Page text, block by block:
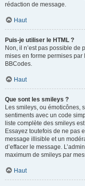
rédaction de message.
Haut
Puis-je utiliser le HTML ?
Non, il n’est pas possible de
mises en forme permises
BBCodes.
Haut
Que sont les smileys ?
Les smileys, ou émoticônes,
sentiments avec un code
liste complète des smileys
Essayez toutefois de ne pas
message illisible et un
d’effacer le message.
maximum de smileys par
Haut